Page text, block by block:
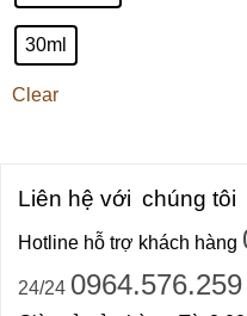
30ml
Clear
Liên hệ với chúng tôi
Hotline hỗ trợ khách hàng
24/24 0964.576.259